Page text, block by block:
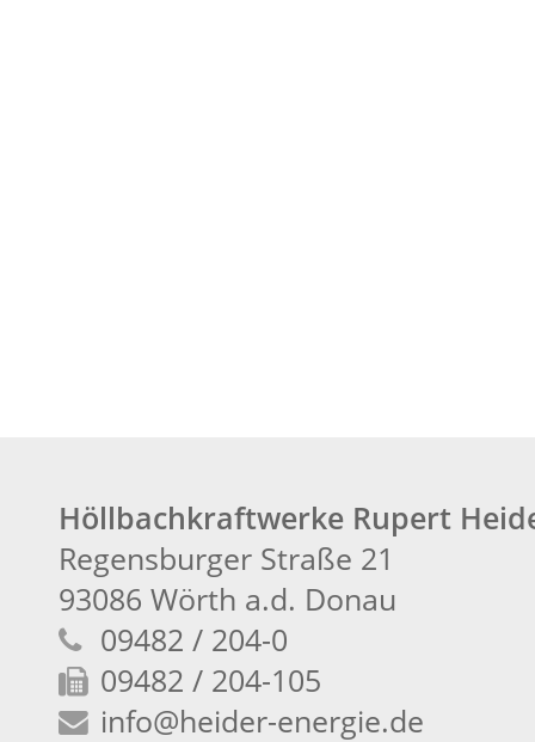
Höllbachkraftwerke Rupert
Regensburger Straße 21
93086 Wörth a.d. Donau
09482 / 204-0
09482 / 204-105
info@heider-energie.de